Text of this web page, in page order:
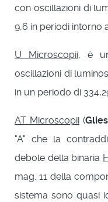
con oscillazioni di
9,6 in periodi intorno
U Microscopii, è
oscillazioni di
in un periodo di
AT Microscopii (
"A" che la
debole della binaria
mag. 11 della
sistema sono quasi